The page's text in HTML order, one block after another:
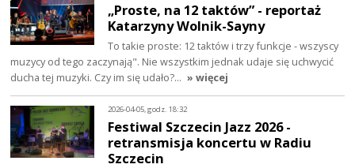
„Proste, na 12 taktów” - reportaż
Katarzyny Wolnik-Sayny
To takie proste: 12 taktów i trzy funkcje - wszyscy
muzycy od tego zaczynają". Nie wszystkim jednak udaje się uchwycić
ducha tej muzyki. Czy im się udało?… » więcej
2026-04-05, godz. 18:32
Festiwal Szczecin Jazz 2026 -
retransmisja koncertu w Radiu
Szczecin